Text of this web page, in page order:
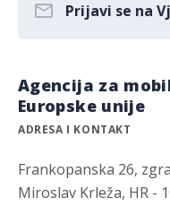
Prijavi se na
Agencija za
Europske unije
ADRESA I KONTAKT
Frankopanska 26,
Miroslav Krleža, HR -